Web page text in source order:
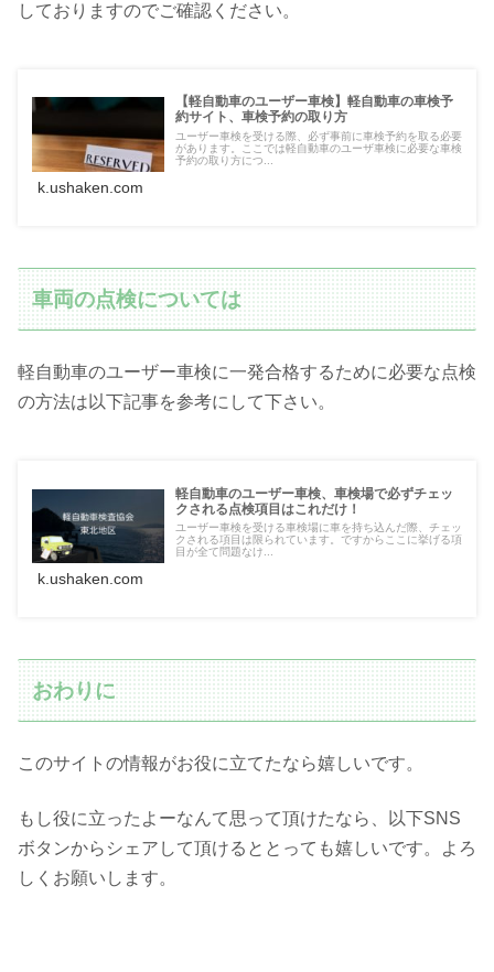
しておりますのでご確認ください。
【軽自動車のユーザー車検】軽自動車の車検予
約サイト、車検予約の取り方
ユーザー車検を受ける際、必ず事前に車検予約を取る必要
があります。ここでは軽自動車のユーザ車検に必要な車検
予約の取り方につ...
k.ushaken.com
車両の点検については
軽自動車のユーザー車検に一発合格するために必要な点検
の方法は以下記事を参考にして下さい。
軽自動車のユーザー車検、車検場で必ずチェッ
クされる点検項目はこれだけ！
ユーザー車検を受ける車検場に車を持ち込んだ際、チェッ
クされる項目は限られています。ですからここに挙げる項
目が全て問題なけ...
k.ushaken.com
おわりに
このサイトの情報がお役に立てたなら嬉しいです。
もし役に立ったよーなんて思って頂けたなら、以下SNS
ボタンからシェアして頂けるととっても嬉しいです。よろ
しくお願いします。